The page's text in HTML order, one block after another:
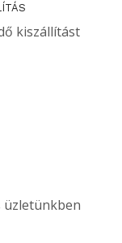
kiszállítást
üzletünkben